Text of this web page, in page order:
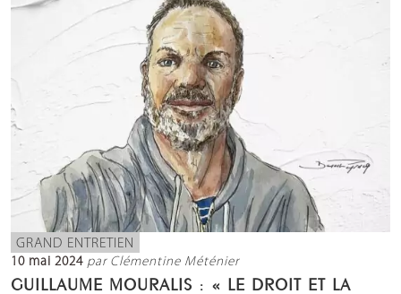
GRAND ENTRETIEN
10 mai 2024 par Clémentine Méténier
GUILLAUME MOURALIS : « LE DROIT ET LA